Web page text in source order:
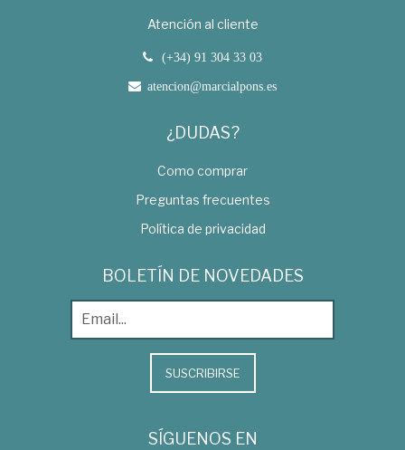
Atención al cliente
(+34) 91 304 33 03
atencion@marcialpons.es
¿DUDAS?
Como comprar
Preguntas frecuentes
Política de privacidad
BOLETÍN DE NOVEDADES
SUSCRIBIRSE
SÍGUENOS EN